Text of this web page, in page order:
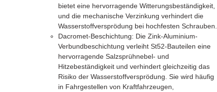
bietet eine hervorragende Witterungsbeständigkeit,
und die mechanische Verzinkung verhindert die
Wasserstoffversprödung bei hochfesten Schrauben.
Dacromet-Beschichtung: Die Zink-Aluminium-
Verbundbeschichtung verleiht St52-Bauteilen eine
hervorragende Salzsprühnebel- und
Hitzebeständigkeit und verhindert gleichzeitig das
Risiko der Wasserstoffversprödung. Sie wird häufig
in Fahrgestellen von Kraftfahrzeugen,